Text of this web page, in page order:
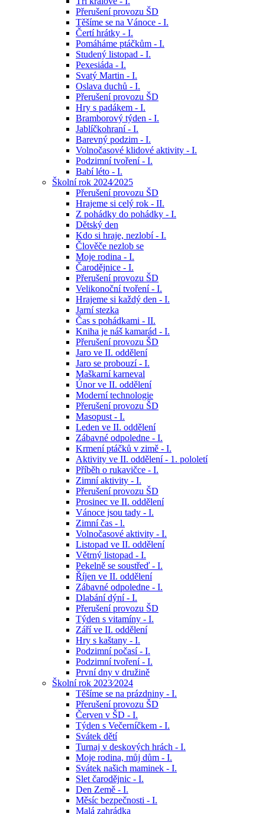
Přerušení provozu ŠD
Těšíme se na Vánoce - I.
Čertí hrátky - I.
Pomáháme ptáčkům - I.
Studený listopad - I.
Pexesiáda - I.
Svatý Martin - I.
Oslava duchů - I.
Přerušení provozu ŠD
Hry s padákem - I.
Bramborový týden - I.
Jablíčkohraní - I.
Barevný podzim - I.
Volnočasové klidové aktivity - I.
Podzimní tvoření - I.
Babí léto - I.
Školní rok 2024⁄2025
Přerušení provozu ŠD
Hrajeme si celý rok - II.
Z pohádky do pohádky - I.
Dětský den
Kdo si hraje, nezlobí - I.
Člověče nezlob se
Moje rodina - I.
Čarodějnice - I.
Přerušení provozu ŠD
Velikonoční tvoření - I.
Hrajeme si každý den - I.
Jarní stezka
Čas s pohádkami - II.
Kniha je náš kamarád - I.
Přerušení provozu ŠD
Jaro ve II. oddělení
Jaro se probouzí - I.
Maškarní karneval
Únor ve II. oddělení
Moderní technologie
Přerušení provozu ŠD
Masopust - I.
Leden ve II. oddělení
Zábavné odpoledne - I.
Krmení ptáčků v zimě - I.
Aktivity ve II. oddělení - 1. pololetí
Příběh o rukavičce - I.
Zimní aktivity - I.
Přerušení provozu ŠD
Prosinec ve II. oddělení
Vánoce jsou tady - I.
Zimní čas - l.
Volnočasové aktivity - I.
Listopad ve II. oddělení
Větrný listopad - I.
Pekelně se soustřeď - I.
Říjen ve II. oddělení
Zábavné odpoledne - I.
Dlabání dýní - I.
Přerušení provozu ŠD
Týden s vitamíny - I.
Září ve II. oddělení
Hry s kaštany - I.
Podzimní počasí - I.
Podzimní tvoření - I.
První dny v družině
Školní rok 2023⁄2024
Těšíme se na prázdniny - I.
Přerušení provozu ŠD
Červen v ŠD - I.
Týden s Večerníčkem - I.
Svátek dětí
Turnaj v deskových hrách - I.
Moje rodina, můj dům - I.
Svátek našich maminek - I.
Slet čarodějnic - I.
Den Země - I.
Měsíc bezpečnosti - I.
Malá zahrádka